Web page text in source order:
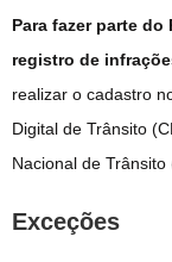
Para fazer parte
registro de
realizar o cadastro
Digital de Trânsito
Nacional de Trânsito
Exceções